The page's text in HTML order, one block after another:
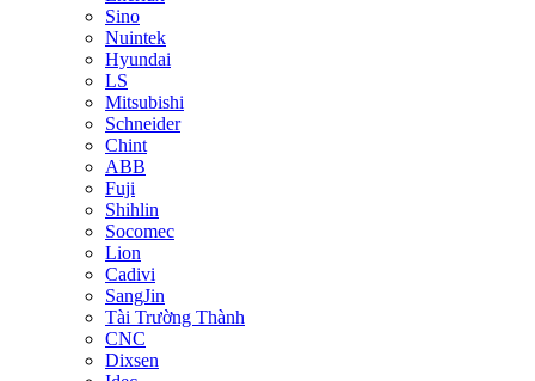
Sino
Nuintek
Hyundai
LS
Mitsubishi
Schneider
Chint
ABB
Fuji
Shihlin
Socomec
Lion
Cadivi
SangJin
Tài Trường Thành
CNC
Dixsen